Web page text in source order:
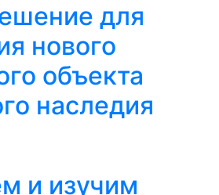
для
нового
объекта
наследия
и изучим